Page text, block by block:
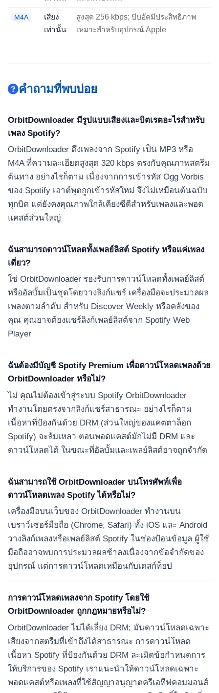
M4A
เสียง
เท่านั้น
สูงสุด 256 kbps; บีบอัดมีประสิทธิภาพ
เหมาะสำหรับอุปกรณ์ Apple
คำถามที่พบบ่อย
OrbitDownloader มีรูปแบบเสียงและบิตเรตอะไรสำหรับ
เพลง Spotify?
OrbitDownloader ดึงเพลงจาก Spotify เป็น MP3 หรือ
M4A ที่ความละเอียดสูงสุด 320 kbps ตรงกับคุณภาพสตรีม
ต้นทาง อย่างไรก็ตาม เนื่องจากการเข้ารหัส Ogg Vorbis
ของ Spotify เอาต์พุตถูกเข้ารหัสใหม่ จึงไม่เหมือนต้นฉบับ
ทุกบิต แต่ยังคงคุณภาพใกล้เคียงซีดีสำหรับเพลงและพอด
แคสต์ส่วนใหญ่
ฉันสามารถดาวน์โหลดทั้งเพลย์ลิสต์ Spotify หรือแค่เพลง
เดี่ยว?
ใช่ OrbitDownloader รองรับการดาวน์โหลดทั้งเพลย์ลิสต์
หรืออัลบั้มเป็นชุดโดยวางลิงก์แชร์ เครื่องมือจะประมวลผล
เพลงตามลำดับ สำหรับ Discover Weekly หรือคลังของ
คุณ คุณอาจต้องแชร์ลิงก์เพลย์ลิสต์จาก Spotify Web
Player
ฉันต้องมีบัญชี Spotify Premium เพื่อดาวน์โหลดเพลงด้วย
OrbitDownloader หรือไม่?
ไม่ คุณไม่ต้องเข้าสู่ระบบ Spotify OrbitDownloader
ทำงานโดยตรงจากลิงก์แชร์สาธารณะ อย่างไรก็ตาม
เนื้อหาที่ป้องกันด้วย DRM (ส่วนใหญ่ของแคตตาล็อก
Spotify) จะล้มเหลว ตอนพอดแคสต์มักไม่มี DRM และ
ดาวน์โหลดได้ ในขณะที่อัลบั้มและเพลย์ลิสต์อาจถูกจำกัด
ฉันสามารถใช้ OrbitDownloader บนโทรศัพท์เพื่อ
ดาวน์โหลดเพลง Spotify ได้หรือไม่?
เครื่องมือบนเว็บของ OrbitDownloader ทำงานบน
เบราว์เซอร์มือถือ (Chrome, Safari) ทั้ง iOS และ Android
วางลิงก์เพลงหรือเพลย์ลิสต์ Spotify ในช่องป้อนข้อมูล ผู้ใช้
มือถืออาจพบการประมวลผลช้าลงเนื่องจากข้อจำกัดของ
อุปกรณ์ แต่การดาวน์โหลดเหมือนกับเดสก์ท็อป
การดาวน์โหลดเพลงจาก Spotify โดยใช้
OrbitDownloader ถูกกฎหมายหรือไม่?
OrbitDownloader ไม่ได้เลี่ยง DRM; มันดาวน์โหลดเฉพาะ
เสียงจากสตรีมที่เข้าถึงได้สาธารณะ การดาวน์โหลด
เนื้อหา Spotify ที่ป้องกันด้วย DRM ละเมิดข้อกำหนดการ
ให้บริการของ Spotify เราแนะนำให้ดาวน์โหลดเฉพาะ
พอดแคสต์หรือเพลงที่ใช้สัญญาอนุญาตครีเอทีฟคอมมอนส์